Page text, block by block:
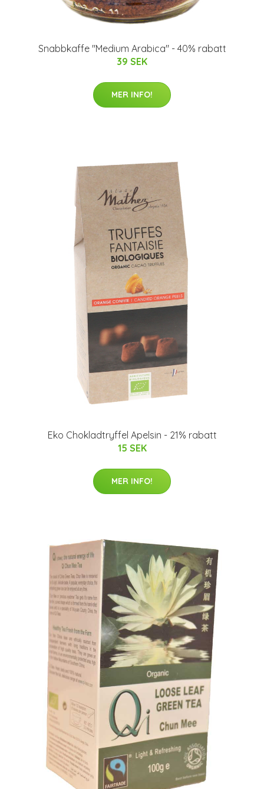
Snabbkaffe "Medium Arabica" - 40% rabatt
39 SEK
MER INFO!
Eko Chokladtryffel Apelsin - 21% rabatt
15 SEK
MER INFO!